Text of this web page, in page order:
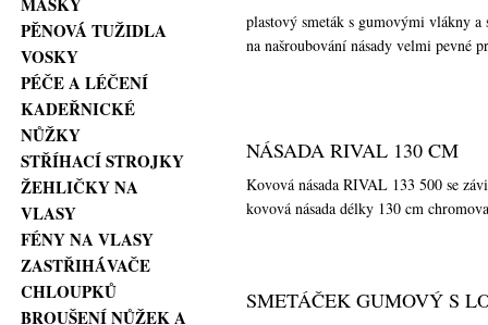
PĚNOVÁ TUŽIDLA
VOSKY
PÉČE A LÉČENÍ
KADEŘNICKÉ
NŮŽKY
STŘÍHACÍ STROJKY
ŽEHLIČKY NA
VLASY
FÉNY NA VLASY
ZASTŘIHÁVAČE
CHLOUPKŮ
BROUŠENÍ NŮŽEK A
plastový smeták s gumovými vlákny
na našroubování násady velmi pevné
NÁSADA RIVAL 130 CM
Kovová násada RIVAL 133 500 se
kovová násada délky 130 cm
SMETÁČEK GUMOVÝ S